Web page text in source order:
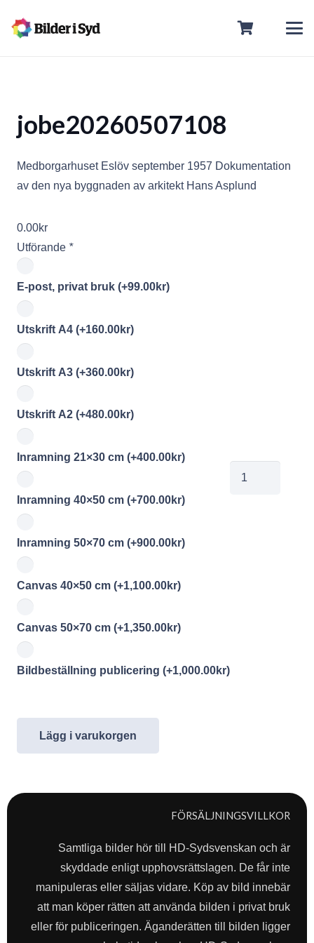
jobe20260507108
Medborgarhuset Eslöv september 1957 Dokumentation
av den nya byggnaden av arkitekt Hans Asplund
0.00kr
Utförande *
E-post, privat bruk (+99.00kr)
Utskrift A4 (+160.00kr)
Utskrift A3 (+360.00kr)
Utskrift A2 (+480.00kr)
Inramning 21×30 cm (+400.00kr)
Inramning 40×50 cm (+700.00kr)
Inramning 50×70 cm (+900.00kr)
Canvas 40×50 cm (+1,100.00kr)
Canvas 50×70 cm (+1,350.00kr)
Bildbeställning publicering (+1,000.00kr)
Lägg i varukorgen
FÖRSÄLJNINGSVILLKOR
Samtliga bilder hör till HD-Sydsvenskan och är
skyddade enligt upphovsrättslagen. De får inte
manipuleras eller säljas vidare. Köp av bild innebär
att man köper rätten att använda bilden i privat bruk
eller för publiceringen. Äganderätten till bilden ligger